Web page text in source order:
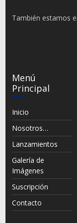
También estamos
Menú
Principal
Inicio
Nosotros…
Lanzamientos
Galería de
Imágenes
Suscripción
Contacto